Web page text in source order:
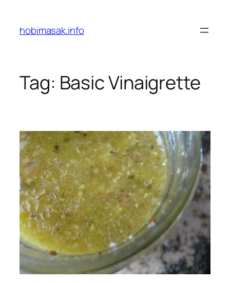
content
hobimasak.info
Tag: Basic Vinaigrette